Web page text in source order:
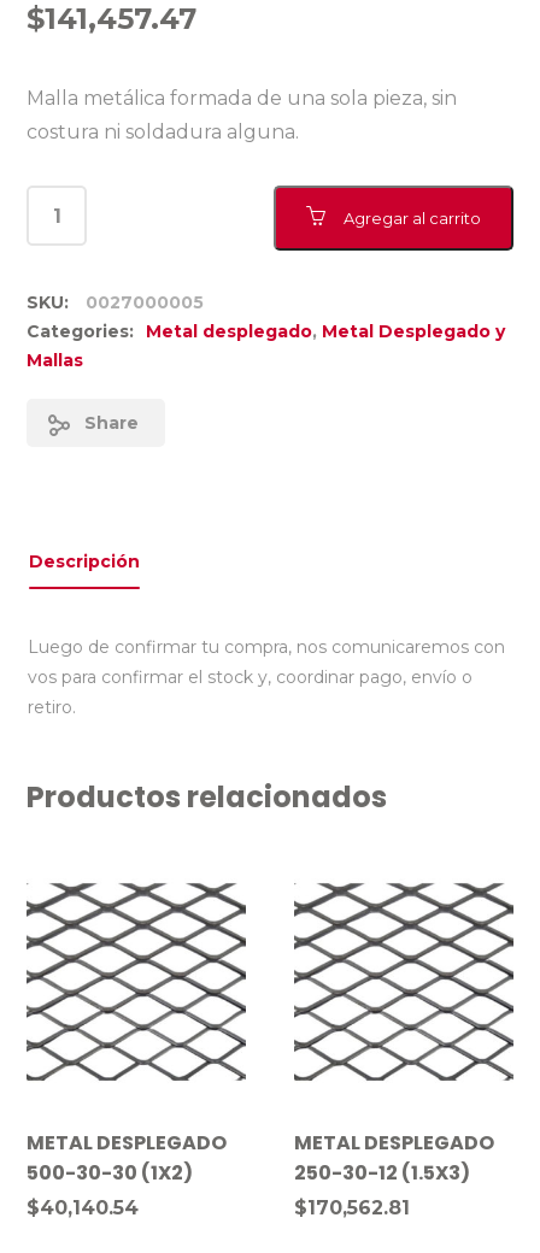
$141,457.47
Malla metálica formada de una sola pieza, sin
costura ni soldadura alguna.
Agregar al carrito
SKU:
0027000005
Categories:
Metal desplegado, Metal Desplegado y
Mallas
Share
Descripción
Luego de confirmar tu compra, nos comunicaremos con
vos para confirmar el stock y, coordinar pago, envío o
retiro.
Productos relacionados
METAL DESPLEGADO
500-30-30 (1X2)
$40,140.54
METAL DESPLEGADO
250-30-12 (1.5X3)
$170,562.81